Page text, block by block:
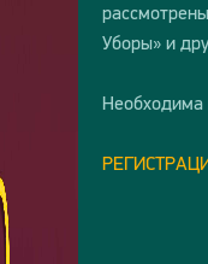
Уборы» и
Необходима